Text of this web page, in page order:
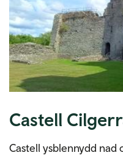
Castell
Castell ysblennydd